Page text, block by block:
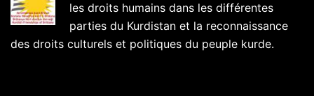
les droits humains dans les différentes
parties du Kurdistan et la reconnaissance
des droits culturels et politiques du peuple kurde.